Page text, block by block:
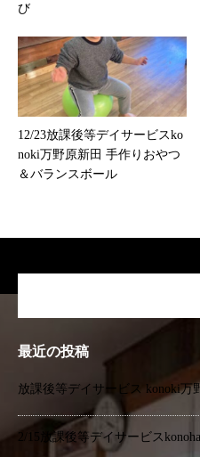
び
12/23放課後等デイサービスko
noki万野原新田 手作りおやつ
＆バランスボール
最近の投稿
放課後等デイサービス konoki万
2/15放課後等デイサービス